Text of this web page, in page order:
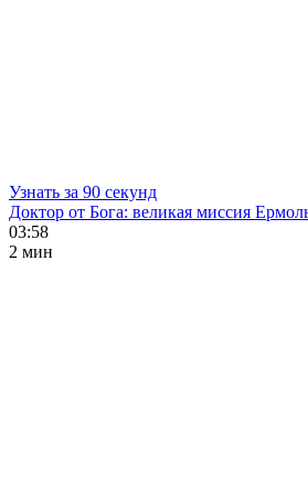
Узнать за 90 секунд
Доктор от Бога: великая миссия
03:58
2 мин